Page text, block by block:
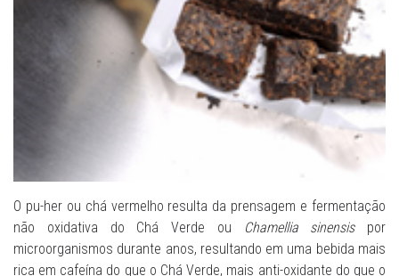
O pu-her ou chá vermelho resulta da prensagem e fermentação
não oxidativa do Chá Verde ou
Chamellia sinensispor
microorganismos durante anos, resultando em uma bebida mais
rica em cafeína do que o Chá Verde, mais anti-oxidante do que o